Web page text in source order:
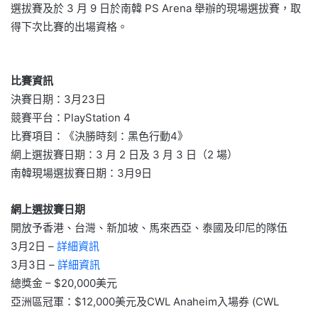
選拔賽及於 3 月 9 日於南韓 PS Arena 舉辦的現場選拔賽，取
得下次比賽的出場資格。
比賽資訊
決賽日期：3月23日
競賽平台：PlayStation 4
比賽項目：《決勝時刻：黑色行動4》
網上選拔賽日期：3 月 2 日及 3 月 3 日（2 場）
南韓現場選拔賽日期：3月9日
網上選拔賽日期
開放予香港、台灣、新加坡、馬來西亞、泰國及印尼的隊伍
3月2日 – 詳細資訊
3月3日 – 詳細資訊
總獎金 – $20,000美元
亞洲區冠軍：$12,000美元及CWL Anaheim入場券 (CWL